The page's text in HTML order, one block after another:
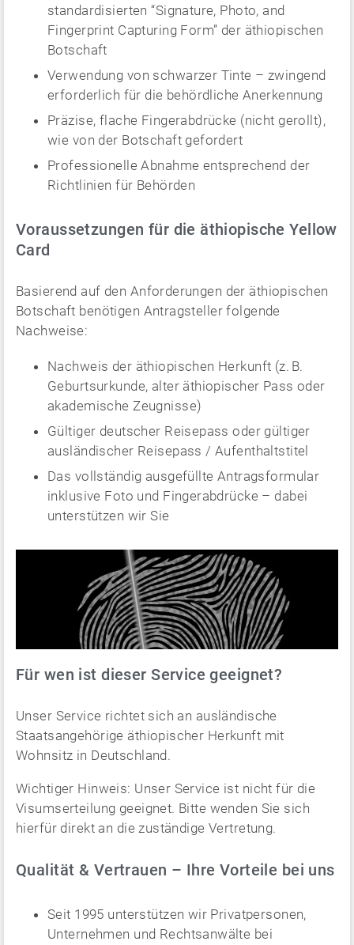
standardisierten “Signature, Photo, and
Fingerprint Capturing Form” der äthiopischen
Botschaft
Verwendung von schwarzer Tinte – zwingend
erforderlich für die behördliche Anerkennung
Präzise, flache Fingerabdrücke (nicht gerollt),
wie von der Botschaft gefordert
Professionelle Abnahme entsprechend der
Richtlinien für Behörden
Voraussetzungen für die äthiopische Yellow
Card
Basierend auf den Anforderungen der äthiopischen
Botschaft benötigen Antragsteller folgende
Nachweise:
Nachweis der äthiopischen Herkunft (z. B.
Geburtsurkunde, alter äthiopischer Pass oder
akademische Zeugnisse)
Gültiger deutscher Reisepass oder gültiger
ausländischer Reisepass / Aufenthaltstitel
Das vollständig ausgefüllte Antragsformular
inklusive Foto und Fingerabdrücke – dabei
unterstützen wir Sie
Für wen ist dieser Service geeignet?
Unser Service richtet sich an ausländische
Staatsangehörige äthiopischer Herkunft mit
Wohnsitz in Deutschland.
Wichtiger Hinweis: Unser Service ist nicht für die
Visumserteilung geeignet. Bitte wenden Sie sich
hierfür direkt an die zuständige Vertretung.
Qualität & Vertrauen – Ihre Vorteile bei uns
Seit 1995 unterstützen wir Privatpersonen,
Unternehmen und Rechtsanwälte bei